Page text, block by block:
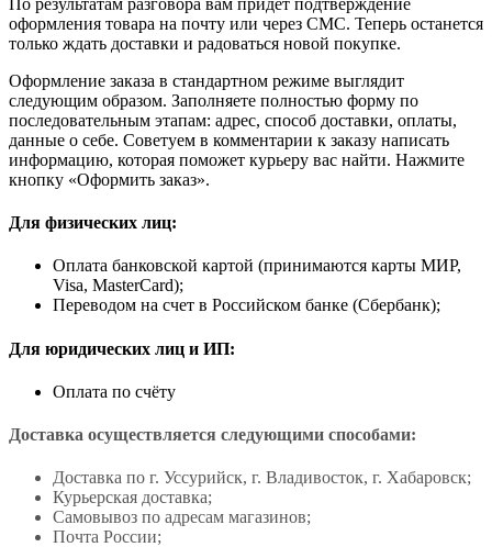
оформления товара на почту или через СМС. Теперь останется
только ждать доставки и радоваться новой покупке.
Оформление заказа в стандартном режиме выглядит
следующим образом. Заполняете полностью форму по
последовательным этапам: адрес, способ доставки, оплаты,
данные о себе. Советуем в комментарии к заказу написать
информацию, которая поможет курьеру вас найти. Нажмите
кнопку «Оформить заказ».
Для физических лиц:
Оплата банковской картой (принимаются карты МИР,
Visa, MasterCard);
Переводом на счет в Российском банке (Сбербанк);
Для юридических лиц и ИП:
Оплата по счёту
Доставка осуществляется следующими способами:
Доставка по г. Уссурийск, г. Владивосток, г. Хабаровск;
Курьерская доставка;
Самовывоз по адресам магазинов;
Почта России;